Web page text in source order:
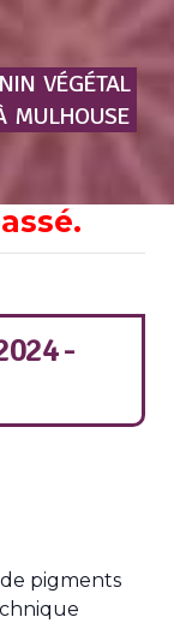
VÉGÉTAL
MULHOUSE
-
pigments